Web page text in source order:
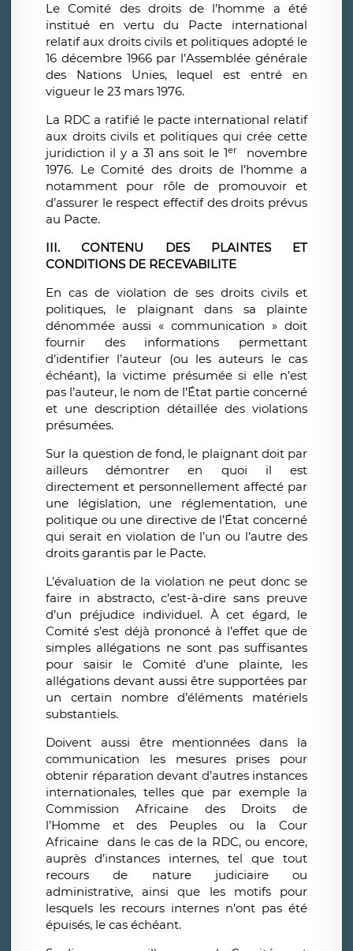
Le Comité des droits de l’homme a été
institué en vertu du Pacte international
relatif aux droits civils et politiques adopté le
16 décembre 1966 par l’Assemblée générale
des Nations Unies, lequel est entré en
vigueur le 23 mars 1976.
La RDC a ratifié le pacte international relatif
aux droits civils et politiques qui crée cette
juridiction il y a 31 ans soit le 1er
novembre
1976. Le Comité des droits de l’homme a
notamment pour rôle de promouvoir et
d’assurer le respect effectif des droits prévus
au Pacte.
III. CONTENU DES PLAINTES ET
CONDITIONS DE RECEVABILITE
En cas de violation de ses droits civils et
politiques, le plaignant dans sa plainte
dénommée aussi « communication » doit
fournir des informations permettant
d’identifier l’auteur (ou les auteurs le cas
échéant), la victime présumée si elle n’est
pas l’auteur, le nom de l’État partie concerné
et une description détaillée des violations
présumées.
Sur la question de fond, le plaignant doit par
ailleurs démontrer en quoi il est
directement et personnellement affecté par
une législation, une réglementation, une
politique ou une directive de l’État concerné
qui serait en violation de l’un ou l’autre des
droits garantis par le Pacte.
L’évaluation de la violation ne peut donc se
faire in abstracto, c’est-à-dire sans preuve
d’un préjudice individuel. À cet égard, le
Comité s’est déjà prononcé à l’effet que de
simples allégations ne sont pas suffisantes
pour saisir le Comité d’une plainte, les
allégations devant aussi être supportées par
un certain nombre d’éléments matériels
substantiels.
Doivent aussi être mentionnées dans la
communication les mesures prises pour
obtenir réparation devant d’autres instances
internationales, telles que par exemple la
Commission Africaine des Droits de
l’Homme et des Peuples ou la Cour
Africaine dans le cas de la RDC, ou encore,
auprès d’instances internes, tel que tout
recours de nature judiciaire ou
administrative, ainsi que les motifs pour
lesquels les recours internes n’ont pas été
épuisés, le cas échéant.